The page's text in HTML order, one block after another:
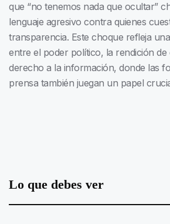
que “no tenemos nada que ocultar”
lenguaje agresivo contra quienes
transparencia. Este choque refleja
entre el poder político, la rendición de
derecho a la información, donde las
prensa también juegan un papel
Lo que debes ver